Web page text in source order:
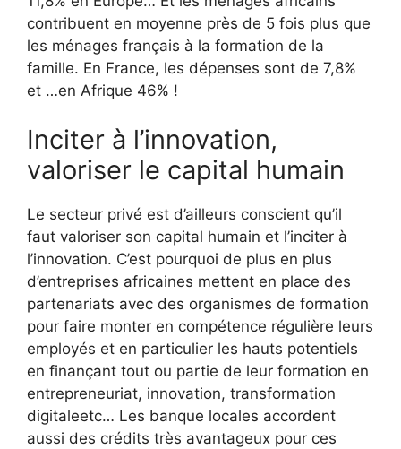
contribuent en moyenne près de 5 fois plus que
les ménages français à la formation de la
famille. En France, les dépenses sont de 7,8%
et …en Afrique 46% !
Inciter à l’innovation,
valoriser le capital humain
Le secteur privé est d’ailleurs conscient qu’il
faut valoriser son capital humain et l’inciter à
l’innovation. C’est pourquoi de plus en plus
d’entreprises africaines mettent en place des
partenariats avec des organismes de formation
pour faire monter en compétence régulière leurs
employés et en particulier les hauts potentiels
en finançant tout ou partie de leur formation en
entrepreneuriat, innovation, transformation
digitaleetc… Les banque locales accordent
aussi des crédits très avantageux pour ces